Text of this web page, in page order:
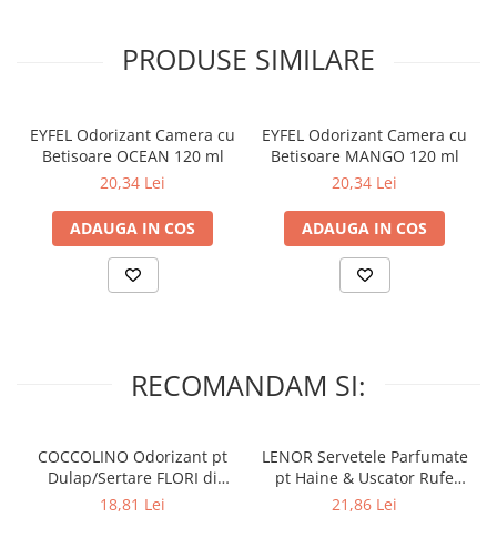
PRODUSE SIMILARE
EYFEL Odorizant Camera cu
Betisoare OCEAN 120 ml
20,34 Lei
ADAUGA IN COS
EYFEL Odorizant Camera cu
Betisoare MANGO 120 ml
20,34 Lei
ADAUGA IN COS
RECOMANDAM SI:
COCCOLINO Odorizant pt
Dulap/Sertare FLORI di
PRIMAVERA 3 buc
18,81 Lei
LENOR Servetele Parfumate
pt Haine & Uscator Rufe
SPRING AWAKENING 34 buc
21,86 Lei